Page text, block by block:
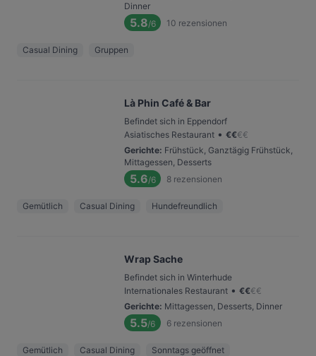
Dinner
5.8/6 10 rezensionen
Casual Dining Gruppen
Là Phin Café & Bar
Befindet sich in Eppendorf
Asiatisches Restaurant • €€€€
Gerichte: Frühstück, Ganztägig Frühstück,
Mittagessen, Desserts
5.6/6 8 rezensionen
Gemütlich Casual Dining Hundefreundlich
Wrap Sache
Befindet sich in Winterhude
Internationales Restaurant • €€€€
Gerichte: Mittagessen, Desserts, Dinner
5.5/6 6 rezensionen
Gemütlich Casual Dining Sonntags geöffnet